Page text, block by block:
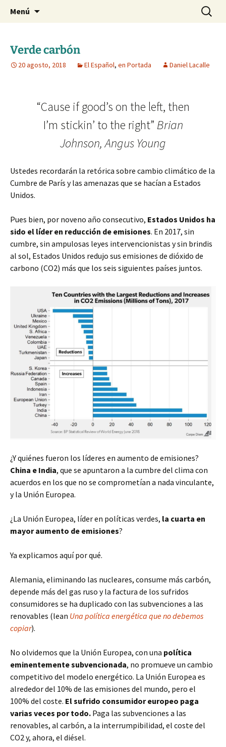
dlacalle.com
Blog de Daniel Lacalle
Menú Buscar:
Verde carbón
20 agosto, 2018 El Español, en Portada Daniel Lacalle
“Cause if good’s on the left, then
I’m stickin’ to the right” Brian
Johnson, Angus Young
Ustedes recordarán la retórica sobre cambio climático de la
Cumbre de París y las amenazas que se hacían a Estados
Unidos.
Pues bien, por noveno año consecutivo, Estados Unidos ha
sido el líder en reducción de emisiones. En 2017, sin
cumbre, sin ampulosas leyes intervencionistas y sin brindis
al sol, Estados Unidos redujo sus emisiones de dióxido de
carbono (CO2) más que los seis siguientes países juntos.
¿Y quiénes fueron los líderes en aumento de emisiones?
China e India, que se apuntaron a la cumbre del clima con
acuerdos en los que no se comprometían a nada vinculante,
y la Unión Europea.
¿La Unión Europea, líder en políticas verdes, la cuarta en
mayor aumento de emisiones?
Ya explicamos aquí por qué.
Alemania, eliminando las nucleares, consume más carbón,
depende más del gas ruso y la factura de los sufridos
consumidores se ha duplicado con las subvenciones a las
renovables (lean Una política energética que no debemos
copiar).
No olvidemos que la Unión Europea, con una política
eminentemente subvencionada, no promueve un cambio
competitivo del modelo energético. La Unión Europea es
alrededor del 10% de las emisiones del mundo, pero el
100% del coste. El sufrido consumidor europeo paga
varias veces por todo. Paga las subvenciones a las
renovables, al carbón, a la interrumpibilidad, el coste del
CO2 y, ahora, el diésel.